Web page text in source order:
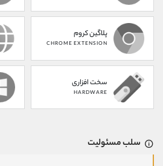
پلاگین کروم
CHROME EXTENSION
سخت افزاری
HARDWARE
سلب مسئولیت